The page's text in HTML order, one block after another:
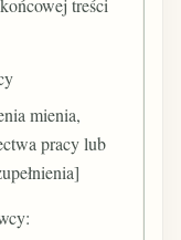
mienia,
pracy lub